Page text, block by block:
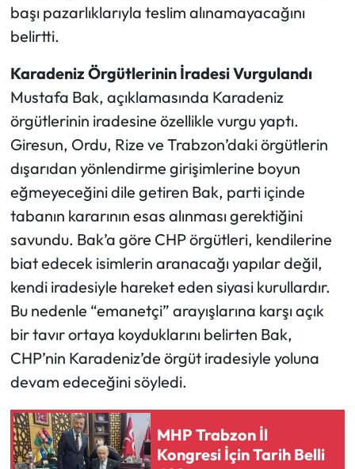
başı pazarlıklarıyla teslim alınamayacağını
belirtti.
Karadeniz Örgütlerinin İradesi Vurgulandı
Mustafa Bak, açıklamasında Karadeniz
örgütlerinin iradesine özellikle vurgu yaptı.
Giresun, Ordu, Rize ve Trabzon’daki örgütlerin
dışarıdan yönlendirme girişimlerine boyun
eğmeyeceğini dile getiren Bak, parti içinde
tabanın kararının esas alınması gerektiğini
savundu. Bak’a göre CHP örgütleri, kendilerine
biat edecek isimlerin aranacağı yapılar değil,
kendi iradesiyle hareket eden siyasi kurullardır.
Bu nedenle “emanetçi” arayışlarına karşı açık
bir tavır ortaya koyduklarını belirten Bak,
CHP’nin Karadeniz’de örgüt iradesiyle yoluna
devam edeceğini söyledi.
MHP Trabzon İl
Kongresi İçin Tarih Belli